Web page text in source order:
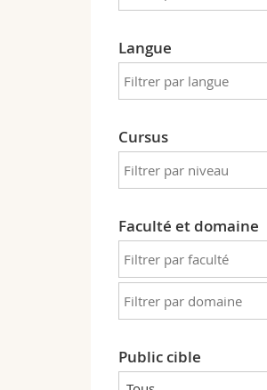
Langue
Cursus
Faculté et domaine
Public cible